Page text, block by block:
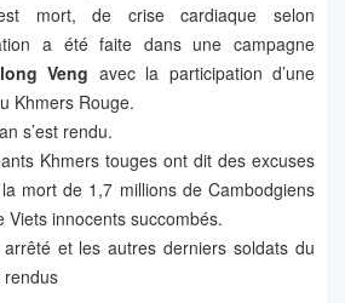
mort, de crise cardiaque selon
a été faite dans une campagne
Veng avec la participation d’une
Khmers Rouge.
s’est rendu.
Khmers touges ont dit des excuses
mort de 1,7 millions de Cambodgiens
Viets innocents succombés.
et les autres derniers soldats du
rendus